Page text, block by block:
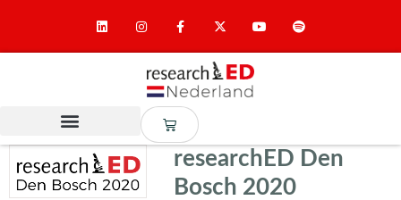
researchED Den
Bosch 2020